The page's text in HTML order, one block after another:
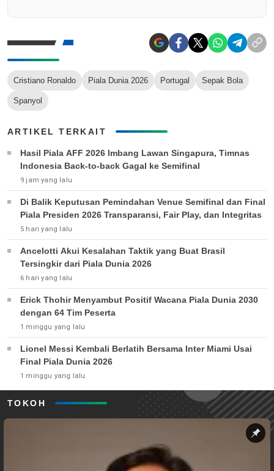
Cristiano Ronaldo Piala Dunia 2026 Portugal Sepak Bola
Spanyol
ARTIKEL TERKAIT
Hasil Piala AFF 2026 Imbang Lawan Singapura, Timnas
Indonesia Back-to-back Gagal ke Semifinal
9 jam yang lalu
Di Balik Keputusan Pemindahan Venue Semifinal dan Final
Piala Presiden 2026 Transparansi, Fair Play, dan Integritas
5 hari yang lalu
Ancelotti Akui Kesalahan Taktik yang Buat Brasil
Tersingkir dari Piala Dunia 2026
6 hari yang lalu
Erick Thohir Menyambut Positif Wacana Piala Dunia 2030
dengan 64 Tim Peserta
1 minggu yang lalu
Lionel Messi Kembali Berlatih Bersama Inter Miami Usai
Final Piala Dunia 2026
1 minggu yang lalu
TOKOH